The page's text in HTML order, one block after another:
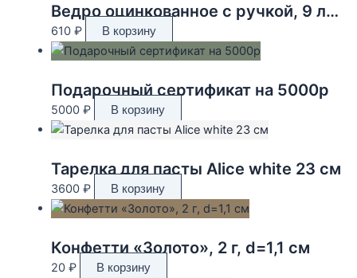
Ведро оцинкованное с ручкой, 9 л, ГОСТ
610 ₽ В корзину
Подарочный сертификат на 5000р
5000 ₽ В корзину
Тарелка для пасты Alice white 23 см
3600 ₽ В корзину
Конфетти «Золото», 2 г, d=1,1 см
20 ₽ В корзину